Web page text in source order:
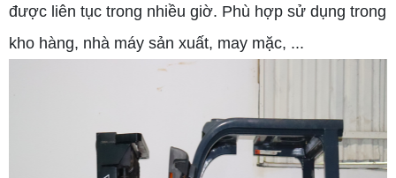
được liên tục trong nhiều giờ. Phù hợp sử dụng trong
kho hàng, nhà máy sản xuất, may mặc, ...